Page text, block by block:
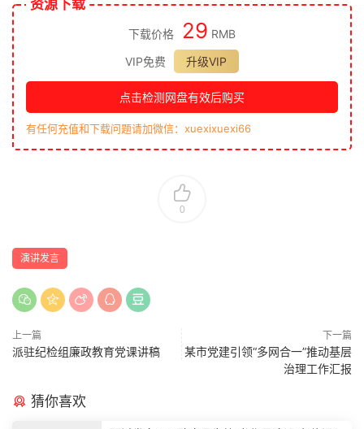
资源下载
下载价格 29 RMB
VIP免费
升级VIP
点击检测网盘有效后购买
有任何充值和下载问题请加微信：xuexixuexi66
0
演讲发言
上一篇
派驻纪检组廉政教育党课讲稿
下一篇
某市党建引领“多网合一”推动基层
治理工作汇报
猜你喜欢